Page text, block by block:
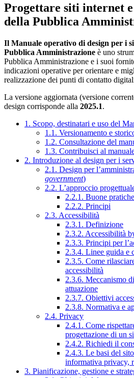
Progettare siti internet
della Pubblica
Il Manuale operativo di design per i
Pubblica Amministrazione è uno
Pubblica Amministrazione e i suoi
indicazioni operative per orientare e
realizzazione dei punti di contatto
La versione aggiornata (versione
design corrisponde alla 2025.1.
1. Scopo, destinatari e uso del
1.1. Versionamento e
1.2. Consultazione del
1.3. Contribuisci al
2. Introduzione al design per i
2.1. Design per
government)
2.2. L’approccio
2.2.1. Buone pratiche
2.2.2. Principi
2.3. Accessibilità
2.3.1. Definizione
2.3.2. Accessibilità
2.3.3. Principi per
2.3.4. Linee guida e
2.3.5. Come
accessibilità
2.3.6. Meccanismo
attuazione
2.3.7. Obiettivi
2.3.8. Normativa e
2.4. Privacy
2.4.1. Come
progettazione di un
2.4.2. Richiedi il
2.4.3. Le basi del
informativa privacy,
3. Pianificazione, gestione e